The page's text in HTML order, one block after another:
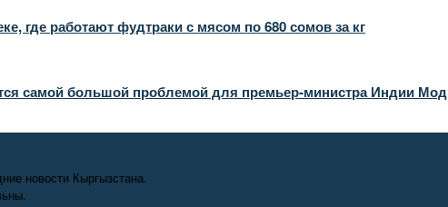
где работают фудтраки с мясом по 680 сомов за кг
самой большой проблемой для премьер-министра Индии
новости Кыргызстана.